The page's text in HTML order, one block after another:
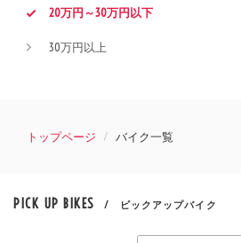
20万円～30万円以下
30万円以上
トップページ バイク一覧
PICK UP BIKES / ピックアップバイク